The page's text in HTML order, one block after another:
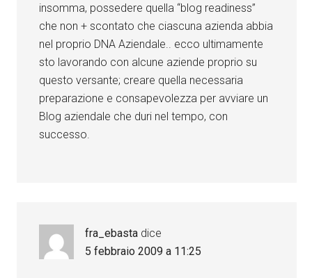
insomma, possedere quella “blog readiness”
che non + scontato che ciascuna azienda abbia
nel proprio DNA Aziendale.. ecco ultimamente
sto lavorando con alcune aziende proprio su
questo versante; creare quella necessaria
preparazione e consapevolezza per avviare un
Blog aziendale che duri nel tempo, con
successo.
fra_ebasta dice
5 febbraio 2009 a 11:25